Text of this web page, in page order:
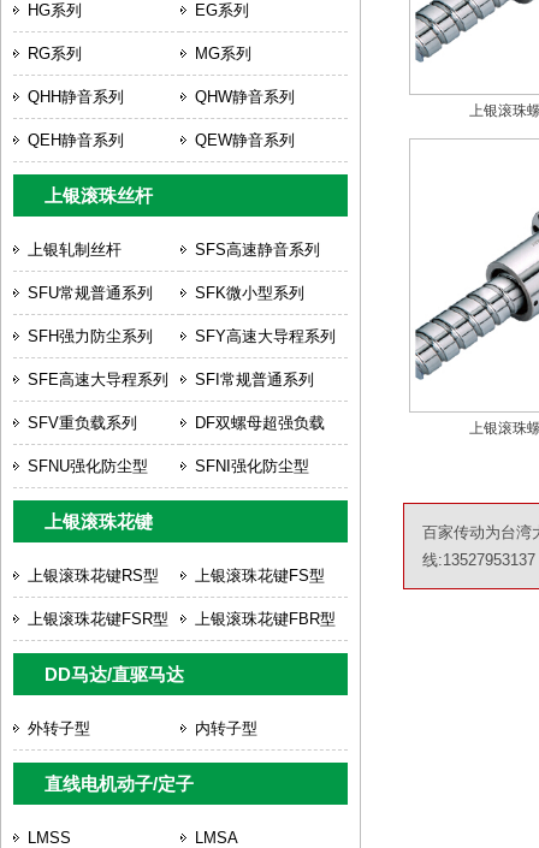
HG系列 EG系列
RG系列 MG系列
QHH静音系列 QHW静音系列
QEH静音系列 QEW静音系列
上银滚珠丝杆
上银轧制丝杆 SFS高速静音系列
SFU常规普通系列 SFK微小型系列
SFH强力防尘系列 SFY高速大导程系列
SFE高速大导程系列 SFI常规普通系列
SFV重负载系列 DF双螺母超强负载
SFNU强化防尘型 SFNI强化防尘型
上银滚珠花键
上银滚珠花键RS型 上银滚珠花键FS型
上银滚珠花键FSR型 上银滚珠花键FBR型
DD马达/直驱马达
外转子型 内转子型
直线电机动子/定子
LMSS LMSA
上银滚珠
上银滚珠
百家传动为台湾
线:13527953137